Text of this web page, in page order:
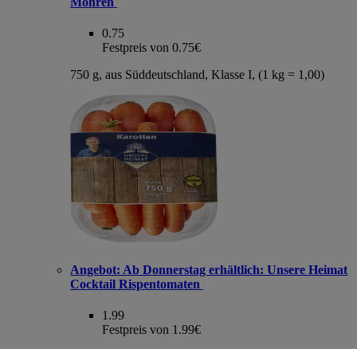
0.75
Festpreis von 0.75€
750 g, aus Süddeutschland, Klasse I, (1 kg = 1,00)
Angebot: Ab Donnerstag erhältlich: Unsere Heimat
Cocktail Rispentomaten
1.99
Festpreis von 1.99€